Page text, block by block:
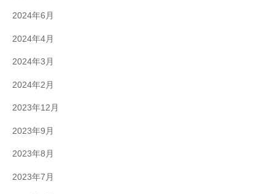
2024年6月
2024年4月
2024年3月
2024年2月
2023年12月
2023年9月
2023年8月
2023年7月